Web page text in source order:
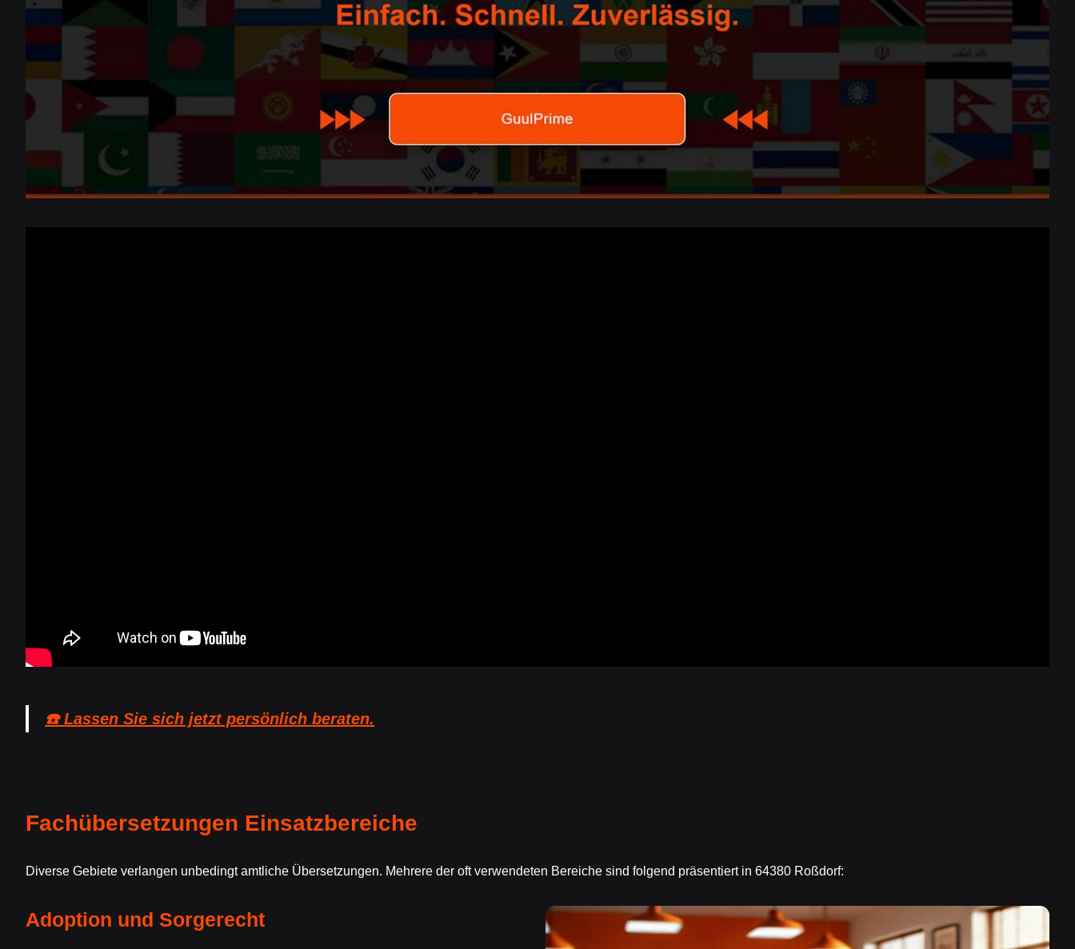
☎️ Lassen Sie sich jetzt persönlich beraten.
Fachübersetzungen Einsatzbereiche
Diverse Gebiete verlangen unbedingt amtliche Übersetzungen. Mehrere der oft verwendeten Bereiche sind folgend präsentiert in 64380 Roßdorf:
Adoption und Sorgerecht